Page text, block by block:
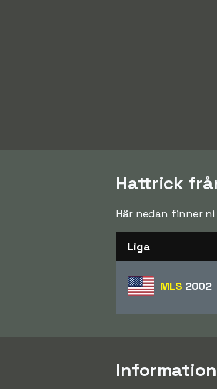
Hattrick
Här nedan finner ni
Liga
MLS 2002